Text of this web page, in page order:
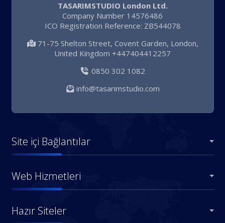
TASARIMSTUDIO London Ltd.
Company Number 14576486
ICO Registration Reference: ZB544078
71-75 Shelton Street, Covent Garden, London,
United Kingdom +447404412257
0850 302 1082
info@tasarimstudio.com
Site içi Bağlantılar
Web Hizmetleri
Hazır Siteler